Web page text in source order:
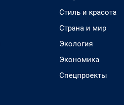
Стиль и красота
Страна и мир
Экология
Экономика
Спецпроекты